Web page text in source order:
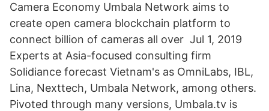
Camera Economy Umbala Network aims to
create open camera blockchain platform to
connect billion of cameras all over Jul 1, 2019
Experts at Asia-focused consulting firm
Solidiance forecast Vietnam's as OmniLabs, IBL,
Lina, Nexttech, Umbala Network, among others.
Pivoted through many versions, Umbala.tv is